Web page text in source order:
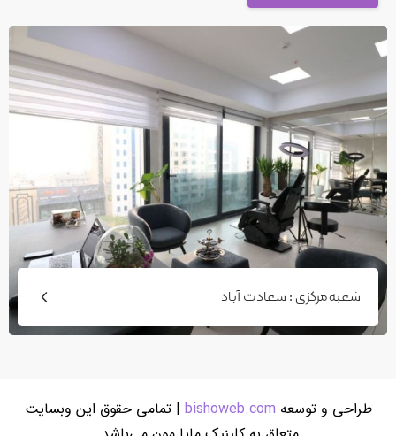
شعبه مرکزی : سعادت آباد
طراحی و توسعه‌ bishoweb.com
| تمامی حقوق این وب‎سایت